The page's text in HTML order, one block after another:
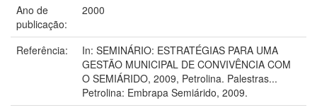
Ano de
publicação:
2000
Referência:
In: SEMINÁRIO: ESTRATÉGIAS PARA UMA
GESTÃO MUNICIPAL DE CONVIVÊNCIA COM
O SEMIÁRIDO, 2009, Petrolina. Palestras...
Petrolina: Embrapa Semiárido, 2009.